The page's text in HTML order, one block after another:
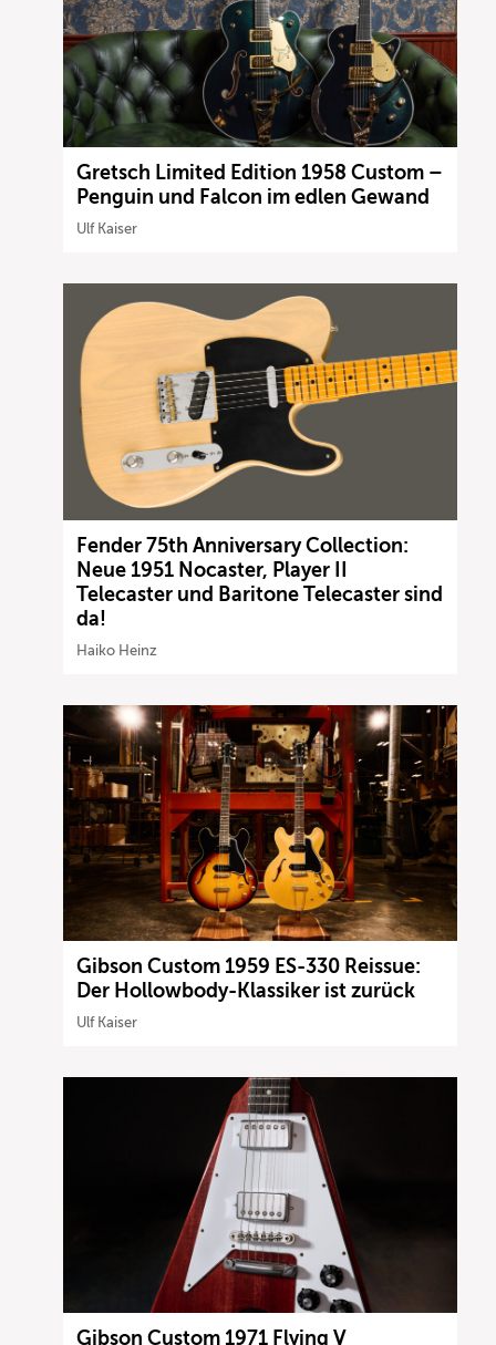
Gretsch Limited Edition 1958 Custom –
Penguin und Falcon im edlen Gewand
Ulf Kaiser
Fender 75th Anniversary Collection:
Neue 1951 Nocaster, Player II
Telecaster und Baritone Telecaster sind
da!
Haiko Heinz
Gibson Custom 1959 ES-330 Reissue:
Der Hollowbody-Klassiker ist zurück
Ulf Kaiser
Gibson Custom 1971 Flying V